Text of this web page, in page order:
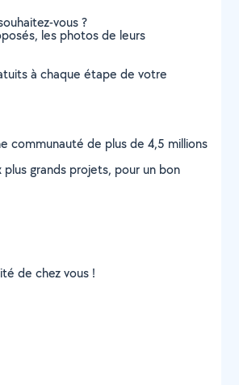
vous ?
les photos de leurs
à chaque étape de votre
communauté de plus de 4,5 millions
grands projets, pour un bon
de chez vous !